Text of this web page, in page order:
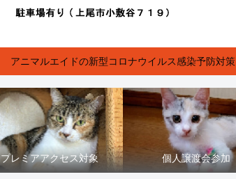
アニマルエイドの新型コロナウイルス感染予防対策
プレミアアクセス対象 個人譲渡会参加